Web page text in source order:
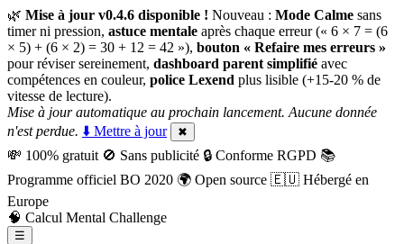
🌿 Mise à jour v0.4.6 disponible ! Nouveau : Mode Calme sans
timer ni pression, astuce mentale après chaque erreur (« 6 × 7 = (6
× 5) + (6 × 2) = 30 + 12 = 42 »), bouton « Refaire mes erreurs »
pour réviser sereinement, dashboard parent simplifié avec
compétences en couleur, police Lexend plus lisible (+15-20 % de
vitesse de lecture).
Mise à jour automatique au prochain lancement. Aucune donnée
n'est perdue. ⬇️ Mettre à jour ✖
💸 100% gratuit 🚫 Sans publicité 🔒 Conforme RGPD 📚
Programme officiel BO 2020 🌍 Open source 🇪🇺 Hébergé en
Europe
🧠 Calcul Mental Challenge
☰